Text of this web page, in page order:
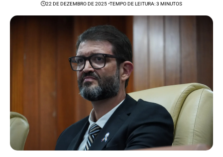
22 DE DEZEMBRO DE 2025 TEMPO DE LEITURA: 3 MINUTOS